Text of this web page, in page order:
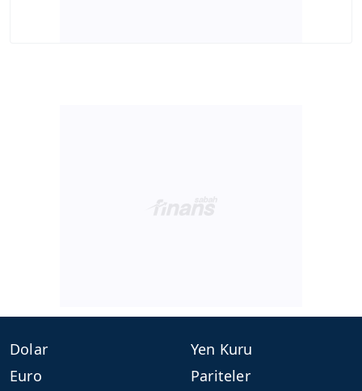
Dolar
Euro
Yen Kuru
Pariteler